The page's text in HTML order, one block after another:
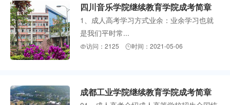
四川音乐学院继续教育学院成考简章
1、成人高考学习方式业余：业余学习也就
是我们平时常...
访问：2125 时间：2021-05-06
成都工业学院继续教育学院成考简章